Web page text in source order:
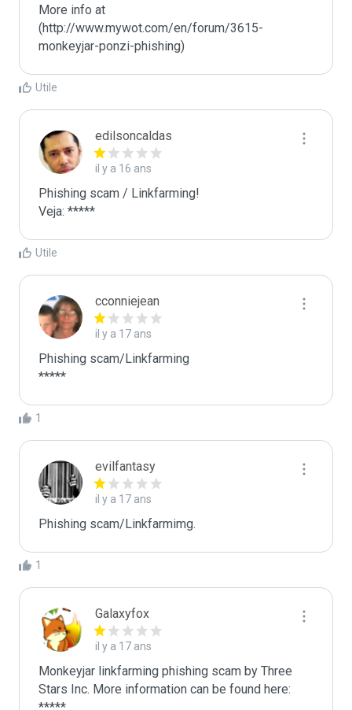
More info at
(http://www.mywot.com/en/forum/3615-
monkeyjar-ponzi-phishing)
Utile
edilsoncaldas
il y a 16 ans
Phishing scam / Linkfarming!
Veja: *****
Utile
cconniejean
il y a 17 ans
Phishing scam/Linkfarming
*****
1
evilfantasy
il y a 17 ans
Phishing scam/Linkfarmimg.
1
Galaxyfox
il y a 17 ans
Monkeyjar linkfarming phishing scam by Three
Stars Inc. More information can be found here: